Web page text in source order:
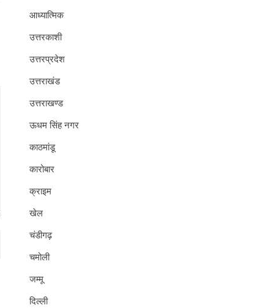
आध्यात्मिक
उत्तरकाशी
उत्तरप्रदेश
उत्तराखंड
उत्तराखण्ड
ऊधम सिंह नगर
काठमांडू
कारोबार
क्राइम
खेल
चंडीगढ़
चमोली
जम्मू
दिल्ली